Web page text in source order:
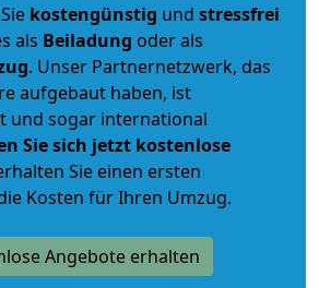
kostengünstig und stressfrei
als Beiladung oder als
. Unser Partnernetzwerk, das
aufgebaut haben, ist
und sogar international
Sie sich jetzt kostenlose
Sie einen ersten
Kosten für Ihren Umzug.
Angebote erhalten